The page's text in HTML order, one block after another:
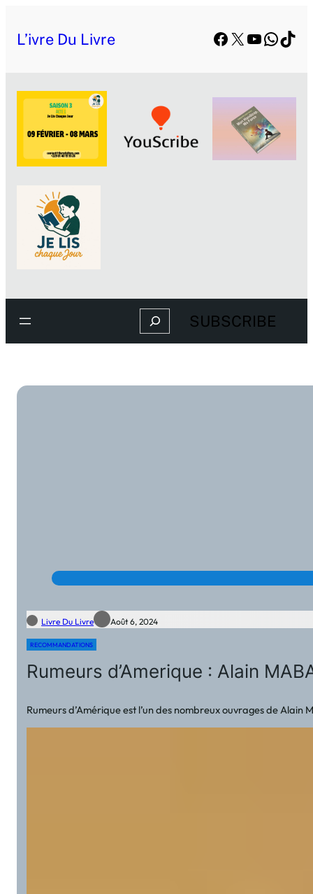
L’ivre Du Livre Facebook
X YouTube
Search SUBSCRIBE
Livre Du Livre Août 6, 2024
RECOMMANDATIONS
Rumeurs d’Amerique : Alain
Rumeurs d’Amérique est l’un des nombreux ouvrages de